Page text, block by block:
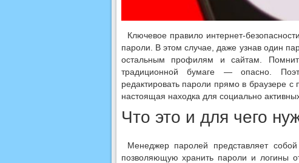
Ключевое правило интернет-
пароли. В этом случае, даже узнав один
остальным профилям и сайтам.
традиционной бумаге — опасно.
редактировать пароли прямо в
настоящая находка для социально
Что это и для чего
Менеджер паролей представляет
позволяющую хранить пароли и логины